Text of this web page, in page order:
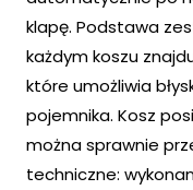
klapę. Podstawa
każdym koszu
które umożliwia
pojemnika. Kosz
można sprawnie
techniczne: